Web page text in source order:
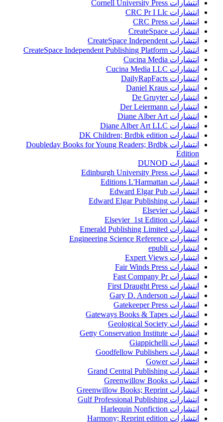
انتشارات Cornell University Press
انتشارات CRC Pr I Llc
انتشارات CRC Press
انتشارات CreateSpace
انتشارات CreateSpace Independent
انتشارات CreateSpace Independent Publishing Platform
انتشارات Cucina Media
انتشارات Cucina Media LLC
انتشارات DailyRapFacts
انتشارات Daniel Kraus
انتشارات De Gruyter
انتشارات Der Leiermann
انتشارات Diane Alber Art
انتشارات Diane Alber Art LLC
انتشارات DK Children; Brdbk edition
انتشارات Doubleday Books for Young Readers; Brdbk
Edition
انتشارات DUNOD
انتشارات Edinburgh University Press
انتشارات Editions L'Harmattan
انتشارات Edward Elgar Pub
انتشارات Edward Elgar Publishing
انتشارات Elsevier
انتشارات Elsevier 1st Edition
انتشارات Emerald Publishing Limited
انتشارات Engineering Science Reference
انتشارات epubli
انتشارات Expert Views
انتشارات Fair Winds Press
انتشارات Fast Company Pr
انتشارات First Draught Press
انتشارات Gary D. Anderson
انتشارات Gatekeeper Press
انتشارات Gateways Books & Tapes
انتشارات Geological Society
انتشارات Getty Conservation Institute
انتشارات Giappichelli
انتشارات Goodfellow Publishers
انتشارات Gower
انتشارات Grand Central Publishing
انتشارات Greenwillow Books
انتشارات Greenwillow Books; Reprint
انتشارات Gulf Professional Publishing
انتشارات Harlequin Nonfiction
انتشارات Harmony; Reprint edition